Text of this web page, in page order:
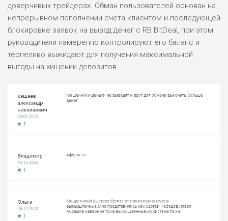
доверчивых трейдерах. Обман пользователей основан на
непрерывном пополнении счета клиентом и последующей
блокировке заявок на вывод денег с RB BitDeal, при этом
руководители намеренно контролируют его баланс и
терпеливо выжидают для получения максимальной
выгоды на хищении депозитов.